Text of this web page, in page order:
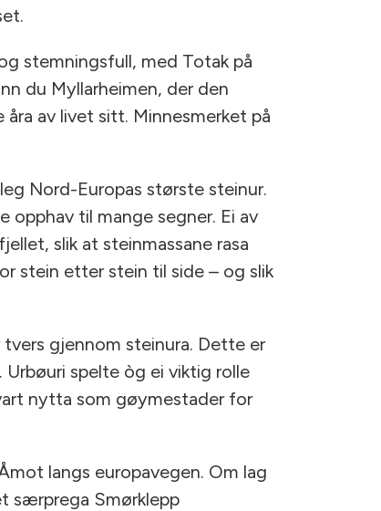
stemningsfull, med Totak på
du Myllarheimen, der den
av livet sitt. Minnesmerket på
Nord-Europas største steinur.
opphav til mange segner. Ei av
slik at steinmassane rasa
stein etter stein til side – og slik
tvers gjennom steinura. Dette er
spelte òg ei viktig rolle
nytta som gøymestader for
langs europavegen. Om lag
særprega Smørklepp